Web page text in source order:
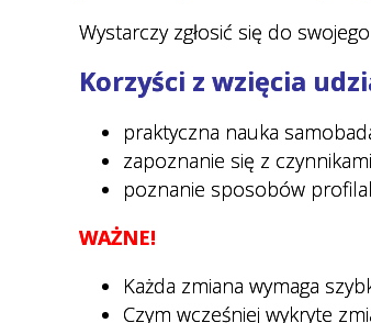
Dokumenty do pobrania
E-rejestracja
USG
Jak przygotować się do
RTG
e-recepty, e-skierowania
Jak się przygotować na
Wystarczy zgłosić się do
Korzyści z wzięcia
praktyczna nauka
zapoznanie się z
poznanie sposobów
WAŻNE!
Każda zmiana wymaga
Czym wcześniej wykryte